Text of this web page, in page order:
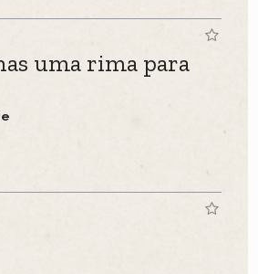
uma rima para